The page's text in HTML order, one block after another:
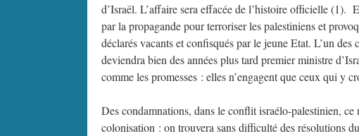
d’Israël. L’affaire sera effacée de l’histoire officielle (1).
par la propagande pour terroriser les palestiniens et
déclarés vacants et confisqués par le jeune Etat. L’un
deviendra bien des années plus tard premier ministre
comme les promesses : elles n’engagent que ceux qui y
Des condamnations, dans le conflit israélo-palestinien, ce
colonisation : on trouvera sans difficulté des résolutions